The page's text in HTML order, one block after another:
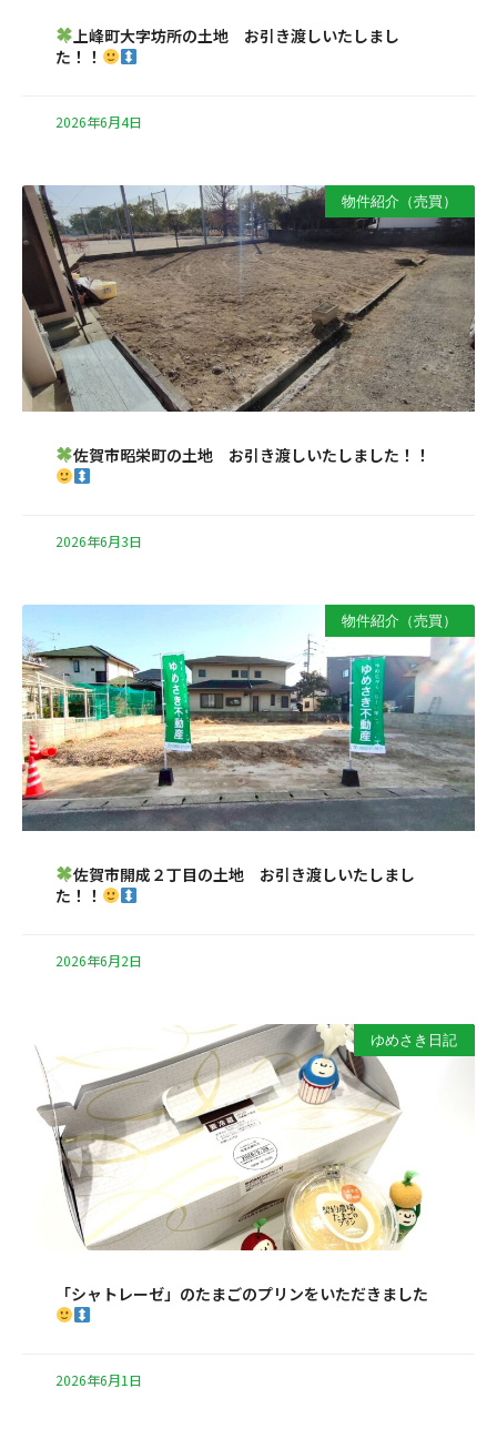
上峰町大字坊所の土地 お引き渡しいたしまし
た！！
2026年6月4日
物件紹介（売買）
佐賀市昭栄町の土地 お引き渡しいたしました！！
2026年6月3日
物件紹介（売買）
佐賀市開成２丁目の土地 お引き渡しいたしまし
た！！
2026年6月2日
ゆめさき日記
「シャトレーゼ」のたまごのプリンをいただきました
2026年6月1日